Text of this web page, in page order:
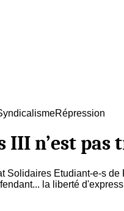
Répression
III n’est pas
Solidaires Etudiant-e-s
la liberté